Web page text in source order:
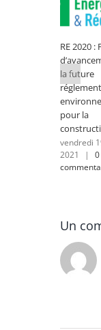
RE 2020 :
la future
pour la
vendredi
2021
|
0
Un